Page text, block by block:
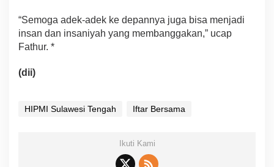
“Semoga adek-adek ke depannya juga bisa menjadi
insan dan insaniyah yang membanggakan,” ucap
Fathur. *
(dii)
HIPMI Sulawesi Tengah Iftar Bersama
Ikuti Kami